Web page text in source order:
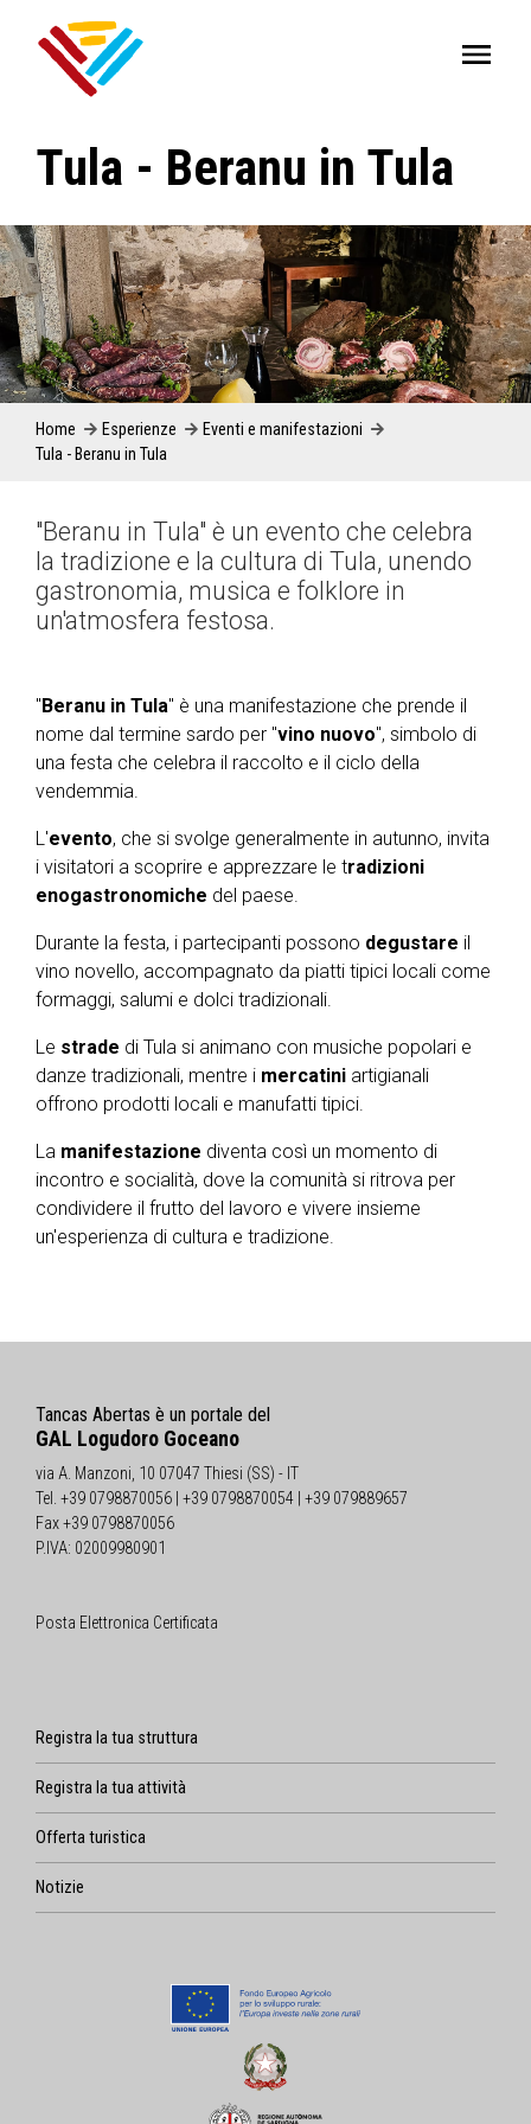
Tula - Beranu in Tula
Home Esperienze
Eventi e manifestazioni
Tula - Beranu in Tula
"Beranu in Tula" è un evento che celebra
la tradizione e la cultura di Tula, unendo
gastronomia, musica e folklore in
un'atmosfera festosa.
"Beranu in Tula" è una manifestazione che prende il
nome dal termine sardo per "vino nuovo", simbolo di
una festa che celebra il raccolto e il ciclo della
vendemmia.
L'evento, che si svolge generalmente in autunno, invita
i visitatori a scoprire e apprezzare le tradizioni
enogastronomiche del paese.
Durante la festa, i partecipanti possono degustare il
vino novello, accompagnato da piatti tipici locali come
formaggi, salumi e dolci tradizionali.
Le strade di Tula si animano con musiche popolari e
danze tradizionali, mentre i mercatini artigianali
offrono prodotti locali e manufatti tipici.
La manifestazione diventa così un momento di
incontro e socialità, dove la comunità si ritrova per
condividere il frutto del lavoro e vivere insieme
un'esperienza di cultura e tradizione.
Tancas Abertas è un portale del
GAL Logudoro Goceano
via A. Manzoni, 10 07047 Thiesi (SS) - IT
Tel. +39 0798870056 | +39 0798870054 | +39 079889657
Fax +39 0798870056
P.IVA: 02009980901
Posta Elettronica Certificata
Registra la tua struttura
Registra la tua attività
Offerta turistica
Notizie